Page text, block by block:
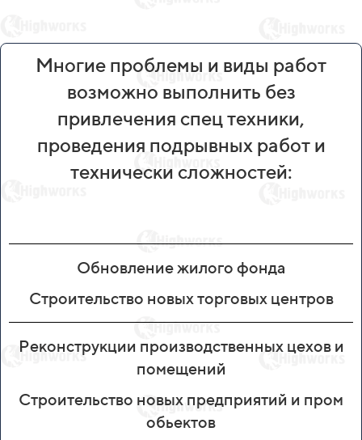
Многие проблемы и виды работ
возможно выполнить без
привлечения спец техники,
проведения подрывных работ и
технически сложностей:
Обновление жилого фонда
Строительство новых торговых центров
Реконструкции производственных цехов и
помещений
Строительство новых предприятий и пром
обьектов